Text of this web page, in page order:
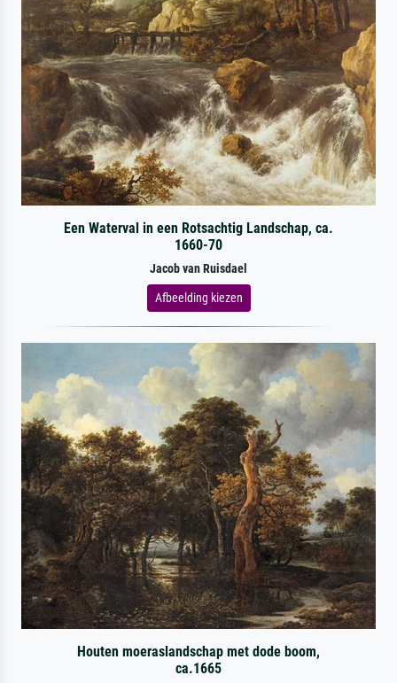
Een Waterval in een Rotsachtig Landschap, ca.
1660-70
Jacob van Ruisdael
Afbeelding kiezen
Houten moeraslandschap met dode boom,
ca.1665